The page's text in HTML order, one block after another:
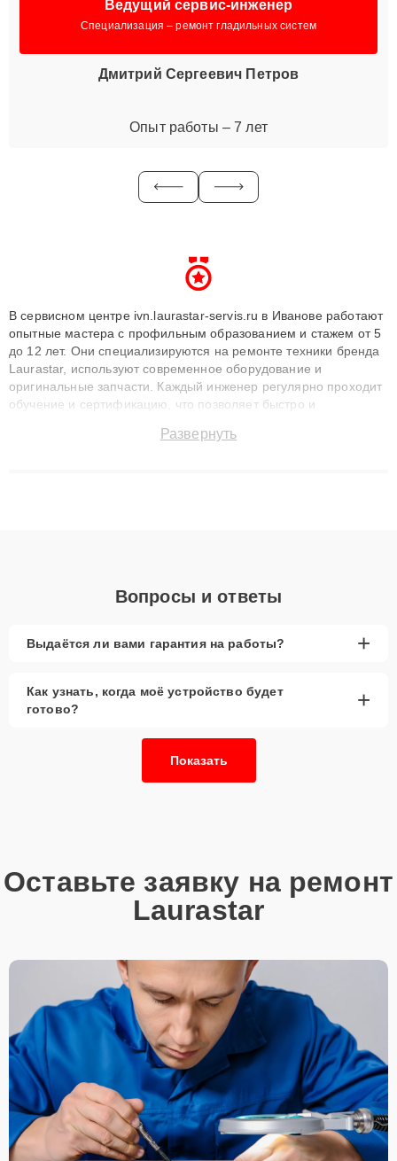
Ведущий сервис-инженер
Специализация – ремонт гладильных систем
Дмитрий Сергеевич Петров
Опыт работы – 7 лет
В сервисном центре ivn.laurastar-servis.ru в Иванове работают
опытные мастера с профильным образованием и стажем от 5
до 12 лет. Они специализируются на ремонте техники бренда
Laurastar, используют современное оборудование и
оригинальные запчасти. Каждый инженер регулярно проходит
обучение и сертификацию, что позволяет быстро и
сохранением гарантии до 3 лет. Наши мастера решают
Развернуть
Вопросы и ответы
Выдаётся ли вами гарантия на работы? +
Как узнать, когда моё устройство будет
готово?
+
Показать
Оставьте заявку на ремонт
Laurastar